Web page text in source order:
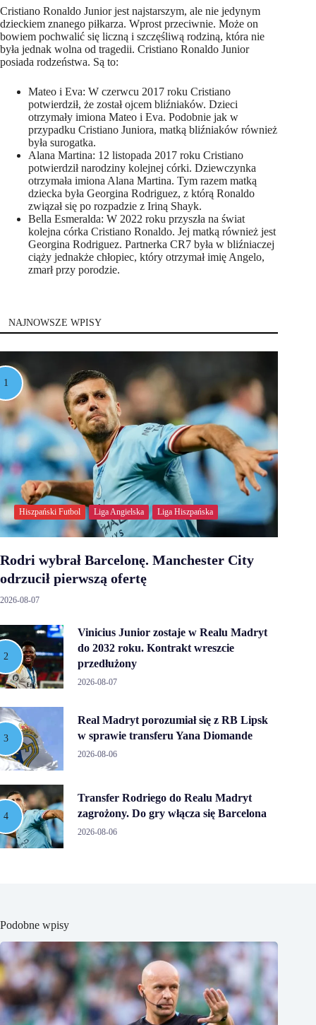
Cristiano Ronaldo Junior jest najstarszym, ale nie jedynym
dzieckiem znanego piłkarza. Wprost przeciwnie. Może on
bowiem pochwalić się liczną i szczęśliwą rodziną, która nie
była jednak wolna od tragedii. Cristiano Ronaldo Junior
posiada rodzeństwa. Są to:
Mateo i Eva: W czerwcu 2017 roku Cristiano
potwierdził, że został ojcem bliźniaków. Dzieci
otrzymały imiona Mateo i Eva. Podobnie jak w
przypadku Cristiano Juniora, matką bliźniaków również
była surogatka.
Alana Martina: 12 listopada 2017 roku Cristiano
potwierdził narodziny kolejnej córki. Dziewczynka
otrzymała imiona Alana Martina. Tym razem matką
dziecka była Georgina Rodriguez, z którą Ronaldo
związał się po rozpadzie z Iriną Shayk.
Bella Esmeralda: W 2022 roku przyszła na świat
kolejna córka Cristiano Ronaldo. Jej matką również jest
Georgina Rodriguez. Partnerka CR7 była w bliźniaczej
ciąży jednakże chłopiec, który otrzymał imię Angelo,
zmarł przy porodzie.
NAJNOWSZE WPISY
Hiszpański Futbol Liga Angielska Liga Hiszpańska
Rodri wybrał Barcelonę. Manchester City
odrzucił pierwszą ofertę
2026-08-07
Vinicius Junior zostaje w Realu Madryt
do 2032 roku. Kontrakt wreszcie
przedłużony
2026-08-07
Real Madryt porozumiał się z RB Lipsk
w sprawie transferu Yana Diomande
2026-08-06
Transfer Rodriego do Realu Madryt
zagrożony. Do gry włącza się Barcelona
2026-08-06
Podobne wpisy